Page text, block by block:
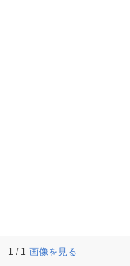
1 / 1 画像を見る